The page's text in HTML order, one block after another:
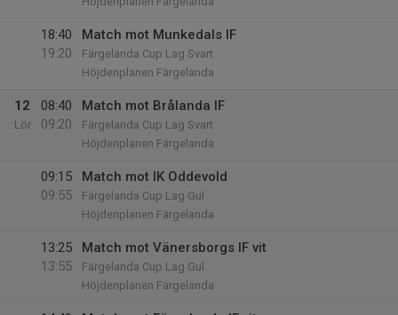
18:40
19:20
Match mot Munkedals IF
Färgelanda Cup Lag Svart
Höjdenplanen Färgelanda
12
Lör
08:40
09:20
Match mot Brålanda IF
Färgelanda Cup Lag Svart
Höjdenplanen Färgelanda
09:15
09:55
Match mot IK Oddevold
Färgelanda Cup Lag Gul
Höjdenplanen Färgelanda
13:25
13:55
Match mot Vänersborgs IF vit
Färgelanda Cup Lag Gul
Höjdenplanen Färgelanda